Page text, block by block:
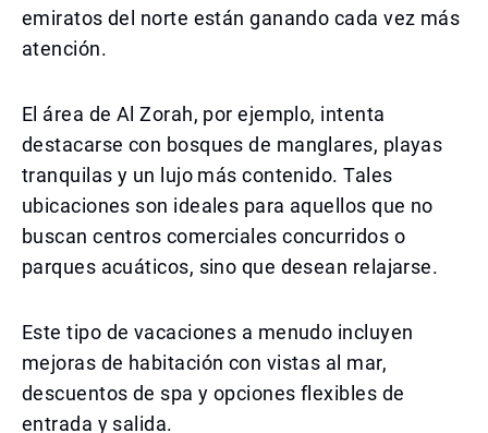
emiratos del norte están ganando cada vez más
atención.
El área de Al Zorah, por ejemplo, intenta
destacarse con bosques de manglares, playas
tranquilas y un lujo más contenido. Tales
ubicaciones son ideales para aquellos que no
buscan centros comerciales concurridos o
parques acuáticos, sino que desean relajarse.
Este tipo de vacaciones a menudo incluyen
mejoras de habitación con vistas al mar,
descuentos de spa y opciones flexibles de
entrada y salida.